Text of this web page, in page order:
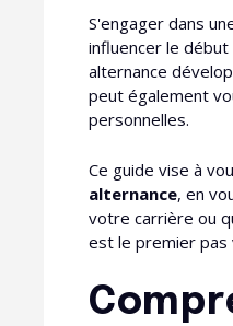
S'engager dans
influencer le
alternance
peut également
personnelles.
Ce guide vise à
alternance, en
votre carrière ou
est le premier pas